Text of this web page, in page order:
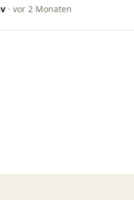
auf ganzer Linie. Gerne
· vor 2 Monaten